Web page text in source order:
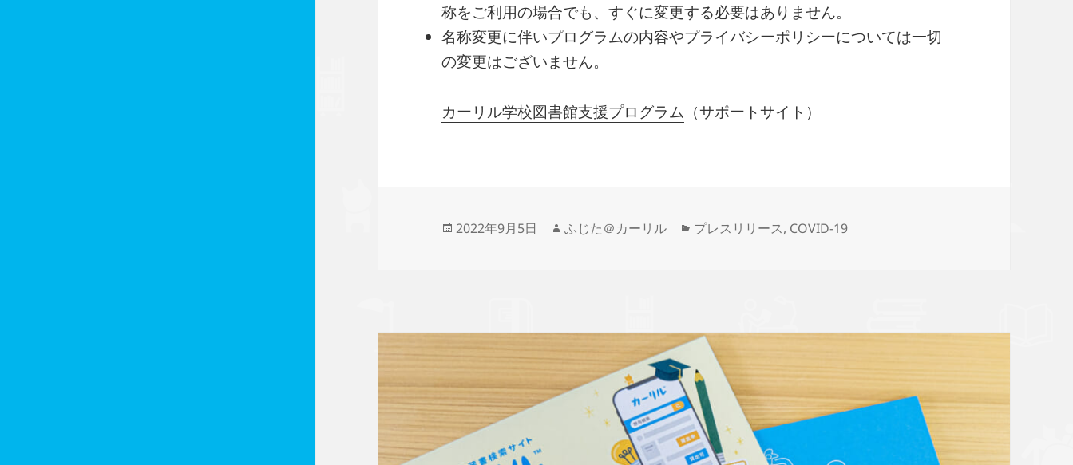
称をご利用の場合でも、すぐに変更する必要はありません。
名称変更に伴いプログラムの内容やプライバシーポリシーについては一切
の変更はございません。
カーリル学校図書館支援プログラム （サポートサイト）
投
2022年9月5日
作
ふじた＠カーリル
カ
プレスリリース, COVID-19